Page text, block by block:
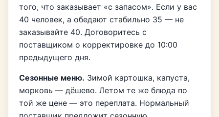
того, что заказывает «с запасом». Если у вас
40 человек, а обедают стабильно 35 — не
заказывайте 40. Договоритесь с
поставщиком о корректировке до 10:00
предыдущего дня.
Сезонные меню. Зимой картошка, капуста,
морковь — дёшево. Летом те же блюда по
той же цене — это переплата. Нормальный